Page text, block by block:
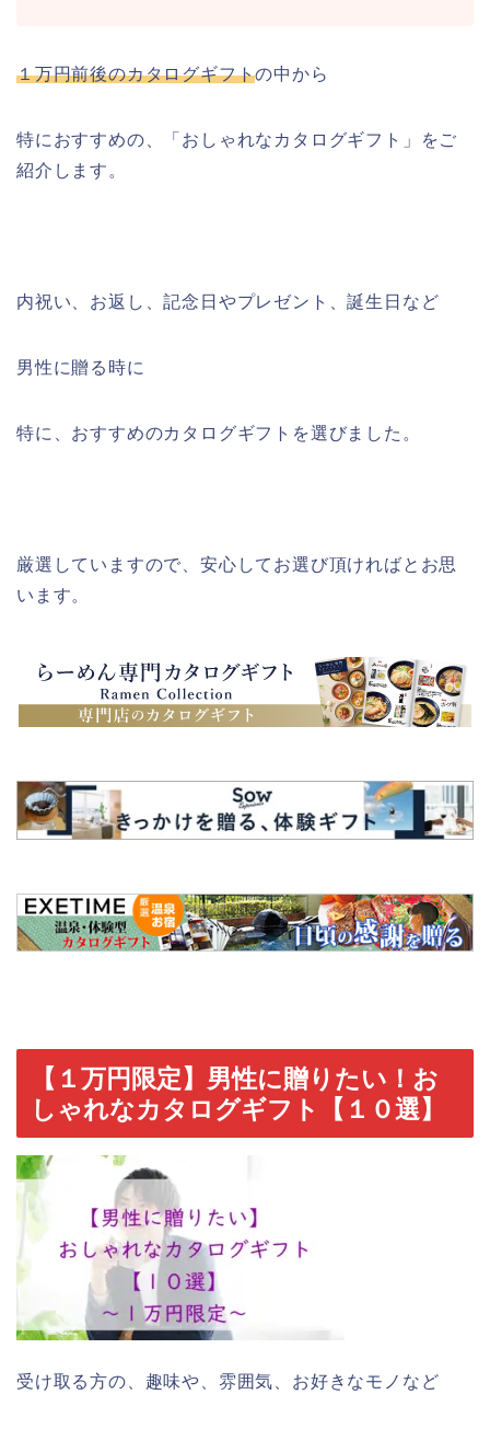
１万円前後のカタログギフトの中から
特におすすめの、「おしゃれなカタログギフト」をご
紹介します。
内祝い、お返し、記念日やプレゼント、誕生日など
男性に贈る時に
特に、おすすめのカタログギフトを選びました。
厳選していますので、安心してお選び頂ければとお思
います。
【１万円限定】男性に贈りたい！お
しゃれなカタログギフト【１０選】
受け取る方の、趣味や、雰囲気、お好きなモノなど